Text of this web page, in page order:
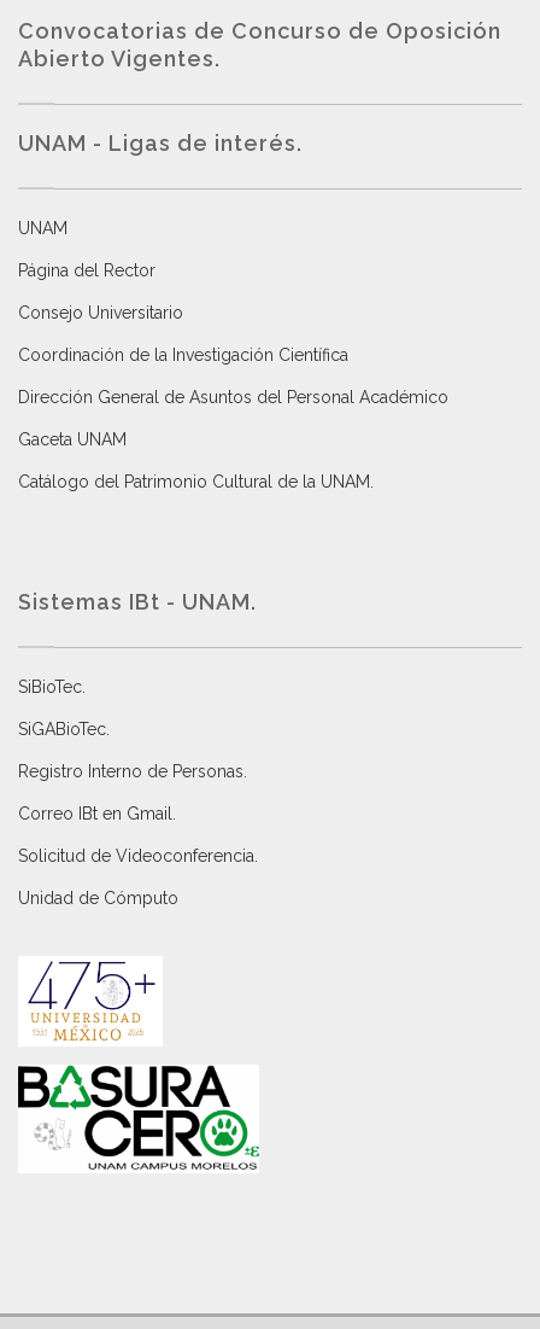
Convocatorias de Concurso de Oposición
Abierto Vigentes.
UNAM - Ligas de interés.
UNAM
Página del Rector
Consejo Universitario
Coordinación de la Investigación Científica
Dirección General de Asuntos del Personal Académico
Gaceta UNAM
Catálogo del Patrimonio Cultural de la UNAM.
Sistemas IBt - UNAM.
SiBioTec
SiGABioTec.
Registro Interno de Personas
Correo IBt en Gmail
Solicitud de Videoconferencia.
Unidad de Cómputo